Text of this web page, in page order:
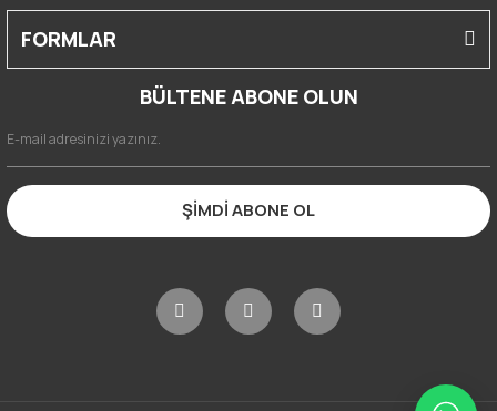
FORMLAR
BÜLTENE ABONE OLUN
ŞİMDİ ABONE OL